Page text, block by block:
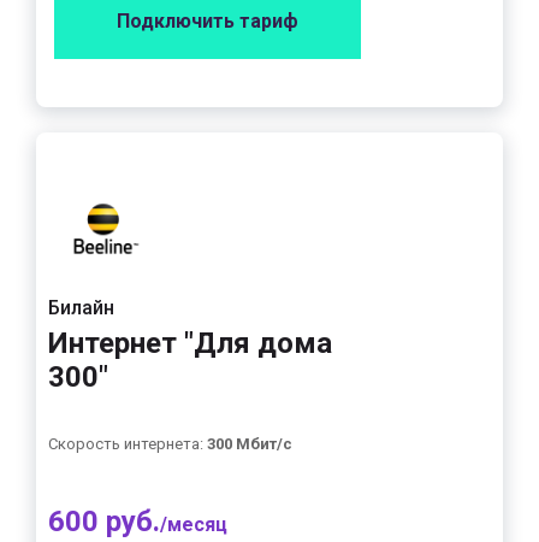
Подключить тариф
Билайн
Интернет "Для дома
300"
Скорость интернета: 300 Мбит/с
600 руб./месяц